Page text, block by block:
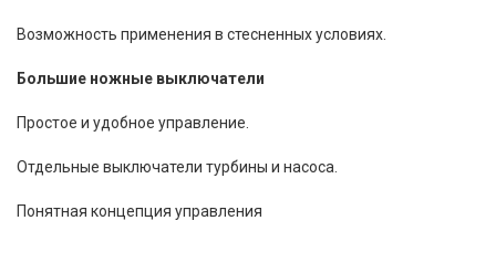
Возможность применения в стесненных условиях.
Большие ножные выключатели
Простое и удобное управление.
Отдельные выключатели турбины и насоса.
Понятная концепция управления